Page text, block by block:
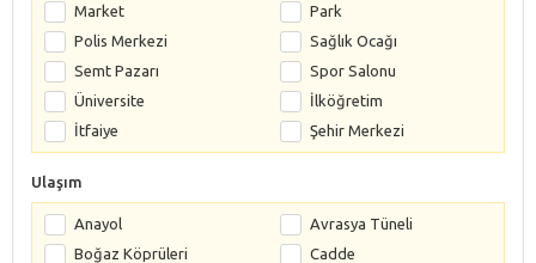
Market
Park
Polis Merkezi
Sağlık Ocağı
Semt Pazarı
Spor Salonu
Üniversite
İlköğretim
İtfaiye
Şehir Merkezi
Ulaşım
Anayol
Avrasya Tüneli
Boğaz Köprüleri
Cadde